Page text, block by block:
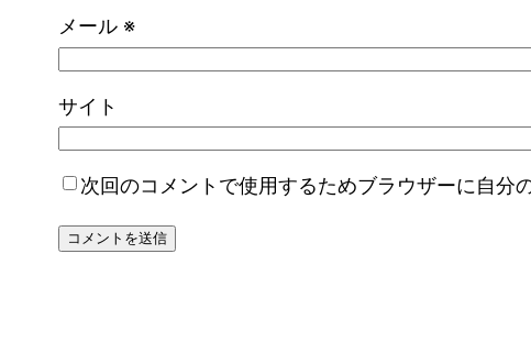
メール ※
サイト
次回のコメントで使用するためブラウザーに自分